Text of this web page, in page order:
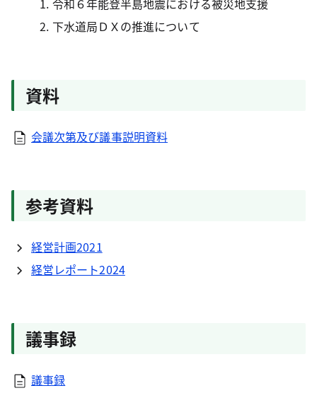
令和６年能登半島地震における被災地支援
下水道局ＤＸの推進について
資料
会議次第及び議事説明資料
参考資料
経営計画2021
経営レポート2024
議事録
議事録